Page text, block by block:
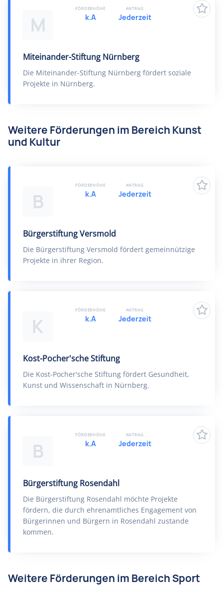
M
Miteinander-Stiftung Nürnberg
Die Miteinander-Stiftung Nürnberg fördert soziale
Projekte in Nürnberg.
FÖRDERHÖHE
k.A
ANTRAG
Jederzeit
Weitere Förderungen im Bereich Kunst
und Kultur
B
Bürgerstiftung Versmold
Die Bürgerstiftung Versmold fördert gemeinnützige
Projekte in ihrer Region.
FÖRDERHÖHE
k.A
ANTRAG
Jederzeit
K
Kost-Pocher'sche Stiftung
Die Kost-Pocher'sche Stiftung fördert Gesundheit,
Kunst und Wissenschaft in Nürnberg.
FÖRDERHÖHE
k.A
ANTRAG
Jederzeit
B
Bürgerstiftung Rosendahl
Die Bürgerstiftung Rosendahl möchte Projekte
fördern, die durch ehrenamtliches Engagement von
Bürgerinnen und Bürgern in Rosendahl zustande
kommen.
FÖRDERHÖHE
k.A
ANTRAG
Jederzeit
Weitere Förderungen im Bereich Sport